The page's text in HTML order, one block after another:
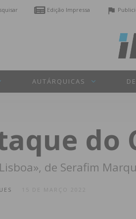
Edição Impressa
AUTÁRQUICAS
do
de Serafim
15 DE MARÇO 2022